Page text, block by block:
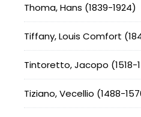
Thoma, Hans (1839-1924)
Tiffany, Louis Comfort
Tintoretto, Jacopo (1518-
Tiziano, Vecellio (1488-